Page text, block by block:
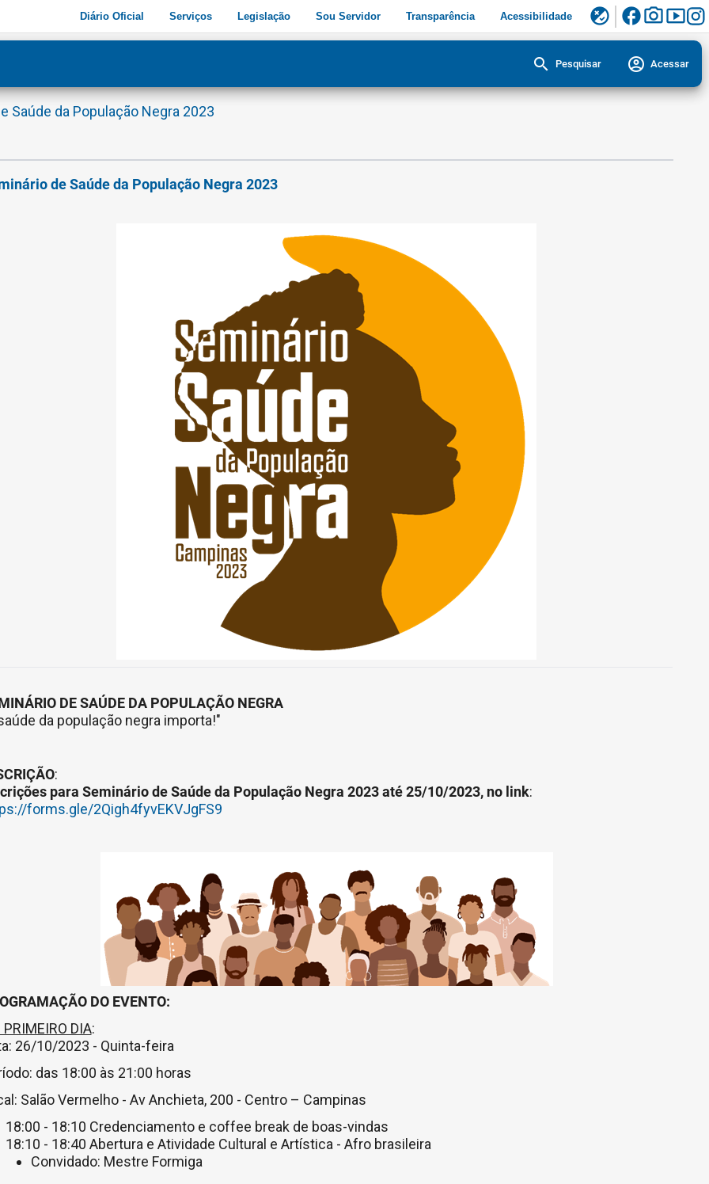
Diário Oficial Serviços Legislação Sou Servidor Transparência Acessibilidade flaky facebookphoto_camerasmart_display
search Pesquisar account_circle Acessar
Saúde da População Negra 2023
de Saúde da População Negra 2023
DE SAÚDE DA POPULAÇÃO NEGRA
da população negra importa!"
:
para Seminário de Saúde da População Negra 2023 até 25/10/2023, no link:
forms.gle/2Qigh4fyvEKVJgFS9
DO EVENTO:
PRIMEIRO DIA:
26/10/2023 - Quinta-feira
das 18:00 às 21:00 horas
Salão Vermelho - Av Anchieta, 200 - Centro – Campinas
18:00 - 18:10 Credenciamento e coffee break de boas-vindas
18:10 - 18:40 Abertura e Atividade Cultural e Artística - Afro brasileira
Convidado: Mestre Formiga